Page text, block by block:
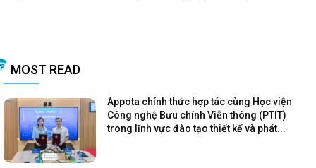
MOST READ
Appota chính thức hợp tác cùng Học viện
Công nghệ Bưu chính Viễn thông (PTIT)
trong lĩnh vực đào tạo thiết kế và phát...